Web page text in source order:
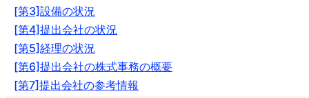
[第3]設備の状況
[第4]提出会社の状況
[第5]経理の状況
[第6]提出会社の株式事務の概要
[第7]提出会社の参考情報